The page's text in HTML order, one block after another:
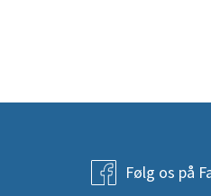
Følg os på